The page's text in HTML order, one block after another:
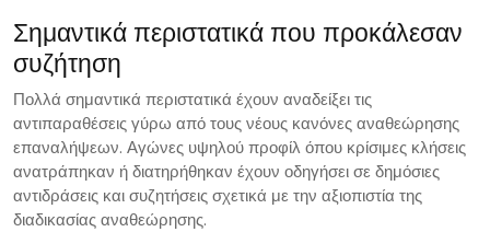
Σημαντικά περιστατικά που προκάλεσαν
συζήτηση
Πολλά σημαντικά περιστατικά έχουν αναδείξει τις
αντιπαραθέσεις γύρω από τους νέους κανόνες αναθεώρησης
επαναλήψεων. Αγώνες υψηλού προφίλ όπου κρίσιμες κλήσεις
ανατράπηκαν ή διατηρήθηκαν έχουν οδηγήσει σε δημόσιες
αντιδράσεις και συζητήσεις σχετικά με την αξιοπιστία της
διαδικασίας αναθεώρησης.